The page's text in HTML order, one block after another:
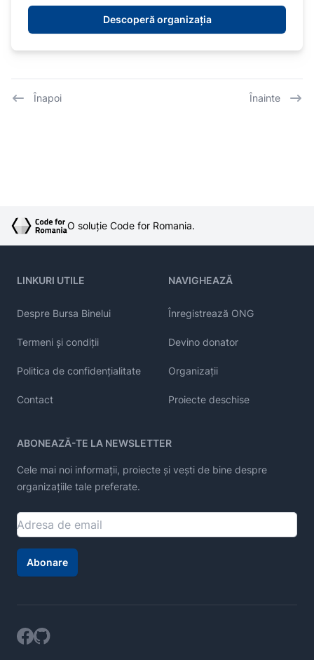
Descoperă organizația
Înapoi Înainte
O soluție Code for Romania.
LINKURI UTILE
Despre Bursa Binelui
Termeni și condiții
Politica de confidențialitate
Contact
NAVIGHEAZĂ
Înregistrează ONG
Devino donator
Organizații
Proiecte deschise
ABONEAZĂ-TE LA NEWSLETTER
Cele mai noi informații, proiecte și vești de bine despre
organizațiile tale preferate.
Abonare